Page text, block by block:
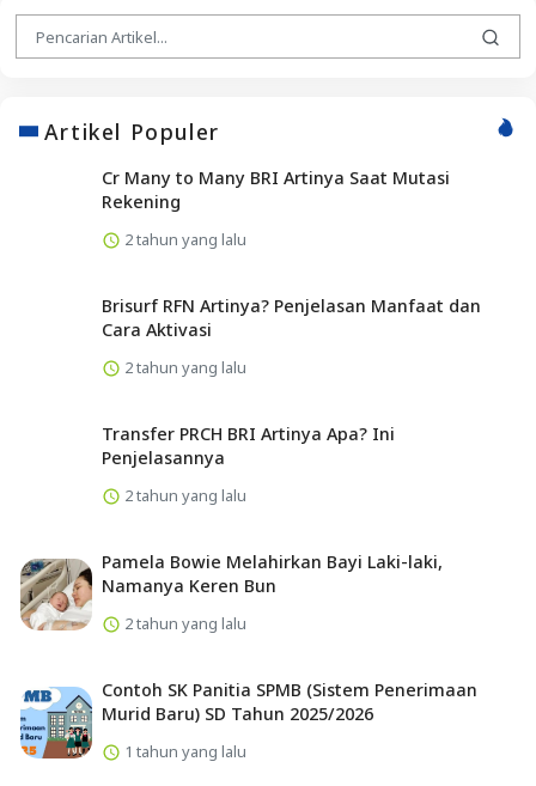
Artikel Populer
Cr Many to Many BRI Artinya Saat Mutasi
Rekening
2 tahun yang lalu
Brisurf RFN Artinya? Penjelasan Manfaat dan
Cara Aktivasi
2 tahun yang lalu
Transfer PRCH BRI Artinya Apa? Ini
Penjelasannya
2 tahun yang lalu
Pamela Bowie Melahirkan Bayi Laki-laki,
Namanya Keren Bun
2 tahun yang lalu
Contoh SK Panitia SPMB (Sistem Penerimaan
Murid Baru) SD Tahun 2025/2026
1 tahun yang lalu